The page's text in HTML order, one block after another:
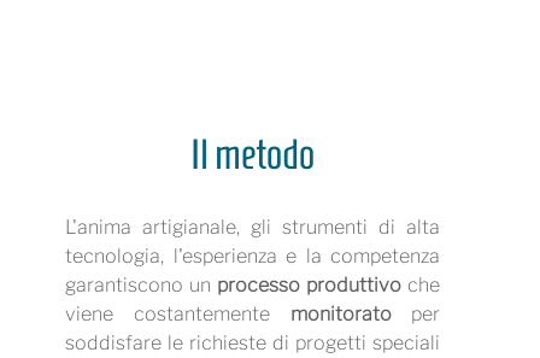
Il metodo
L'anima artigianale, gli strumenti di alta
tecnologia, l'esperienza e la competenza
garantiscono un processo produttivo che
viene costantemente monitorato per
soddisfare le richieste di progetti speciali